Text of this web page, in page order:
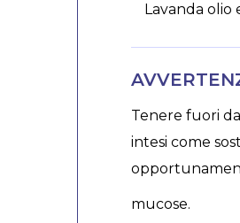
Lavanda olio
Tenere fuori
intesi come
mucose.